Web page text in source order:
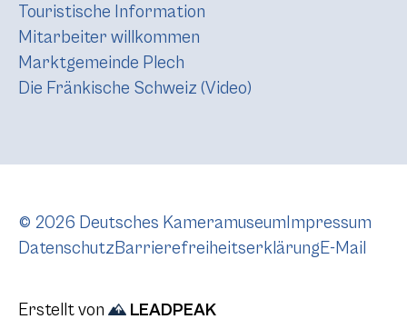
Touristische Information
Mitarbeiter willkommen
Marktgemeinde Plech
Die Fränkische Schweiz (Video)
© 2026 Deutsches KameramuseumImpressum
DatenschutzBarrierefreiheitserklärungE-Mail
Erstellt von LEADPEAK